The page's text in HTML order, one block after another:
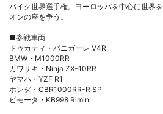
バイク世界選手権。ヨーロッパを中心に世界
オンの座を争う。
■参戦車両
ドゥカティ・パニガーレ V4R
BMW・M1000RR
カワサキ・Ninja ZX-10RR
ヤマハ・YZF R1
ホンダ・CBR1000RR-R SP
ビモータ・KB998 Rimini